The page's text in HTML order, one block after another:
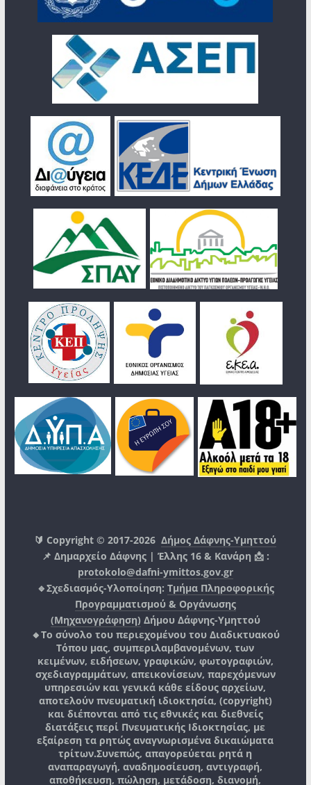
🔰 Copyright © 2017-2026Δήμος Δάφνης-Υμηττού
📌 Δημαρχείο Δάφνης | Έλλης 16 & Κανάρη 📩 :
protokolo@dafni-ymittos.gov.gr
🔹Σχεδιασμός-Υλοποίηση: Τμήμα Πληροφορικής
Προγραμματισμού & Οργάνωσης
(Μηχανογράφηση) Δήμου Δάφνης-Υμηττού
🔸Το σύνολο του περιεχομένου του Διαδικτυακού
Τόπου μας, συμπεριλαμβανομένων, των
κειμένων, ειδήσεων, γραφικών, φωτογραφιών,
σχεδιαγραμμάτων, απεικονίσεων, παρεχόμενων
υπηρεσιών και γενικά κάθε είδους αρχείων,
αποτελούν πνευματική ιδιοκτησία, (copyright)
και διέπονται από τις εθνικές και διεθνείς
διατάξεις περί Πνευματικής Ιδιοκτησίας, με
εξαίρεση τα ρητώς αναγνωρισμένα δικαιώματα
τρίτων.Συνεπώς, απαγορεύεται ρητά η
αναπαραγωγή, αναδημοσίευση, αντιγραφή,
αποθήκευση, πώληση, μετάδοση, διανομή,